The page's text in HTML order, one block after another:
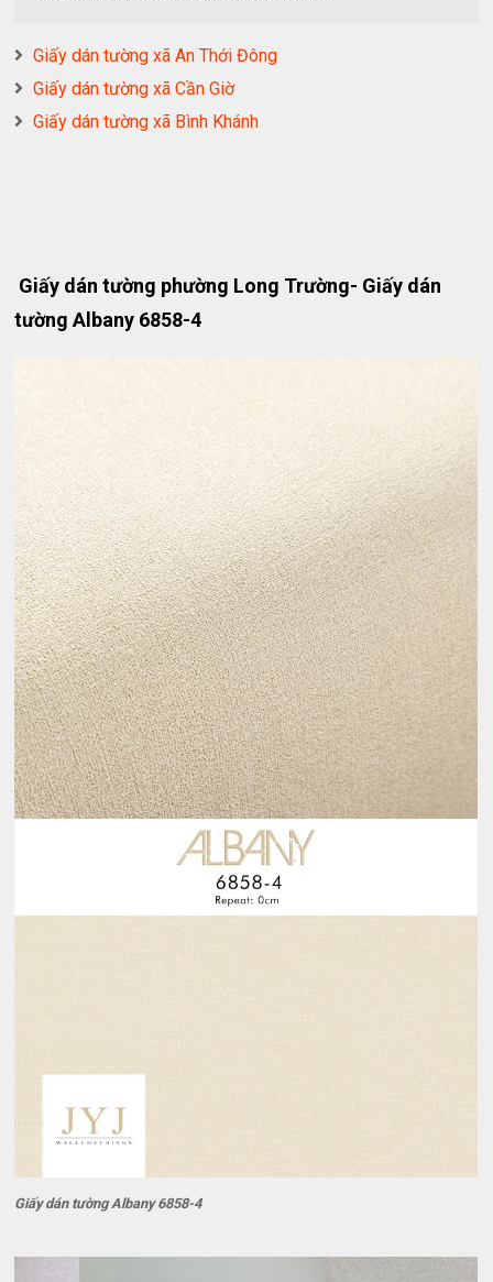
Giấy dán tường xã An Thới Đông
Giấy dán tường xã Cần Giờ
Giấy dán tường xã Bình Khánh
Giấy dán tường phường Long Trường- Giấy dán
tường Albany 6858-4
Giấy dán tường Albany 6858-4